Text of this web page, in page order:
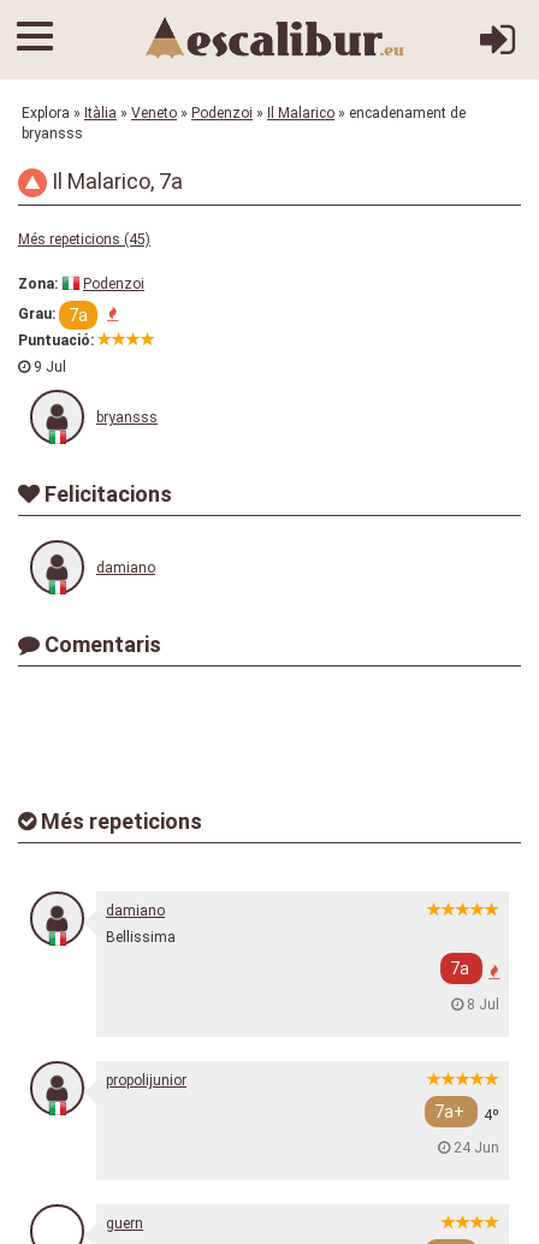
Explora » Itàlia » Veneto » Podenzoi » Il Malarico » encadenament de
bryansss
Il Malarico, 7a
Més repeticions (45)
Zona:
Podenzoi
Grau:
7a
Puntuació:
9 Jul
bryansss
Felicitacions
damiano
Comentaris
Més repeticions
damiano
Bellissima
7a
8 Jul
propolijunior
7a+
4º
24 Jun
guern